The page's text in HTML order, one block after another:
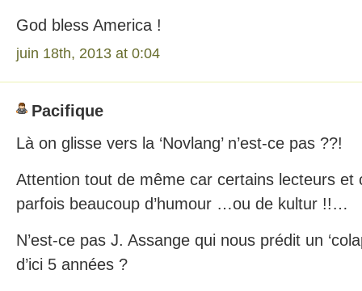
God bless America !
juin 18th, 2013 at 0:04
Pacifique
Là on glisse vers la ‘Novlang’ n’est-ce pas ??!
Attention tout de même car certains lecteurs et
parfois beaucoup d’humour …ou de kultur !!…
N’est-ce pas J. Assange qui nous prédit un
d’ici 5 années ?